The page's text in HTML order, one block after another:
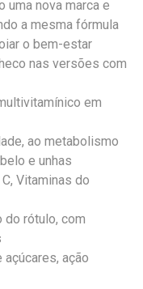
uma nova marca e
a mesma fórmula
o bem-estar
nas versões com
em
ao metabolismo
e unhas
Vitaminas do
do rótulo, com
açúcares, ação